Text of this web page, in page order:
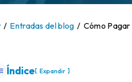
/ Entradas del blog / Cómo
Índice[ Expandir ]